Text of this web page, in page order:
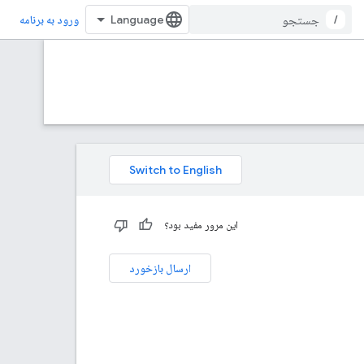
/ ورود به برنامه
این مرور مفید بود؟
ارسال بازخورد